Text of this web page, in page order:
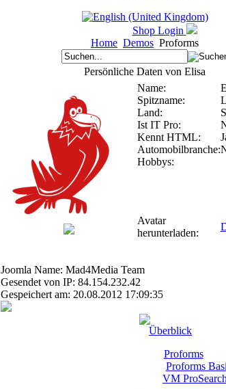
Shop Login
Home Demos Proforms
Persönliche Daten von Elisa
Name:
Spitzname:
Land:
Ist IT Pro:
Kennt HTML:
Automobilbranche:
Hobbys:
Avatar
herunterladen:
Joomla Name: Mad4Media Team
Gesendet von IP: 84.154.232.42
Gespeichert am: 20.08.2012 17:09:35
Überblick
Proforms
Proforms
VM ProSearch